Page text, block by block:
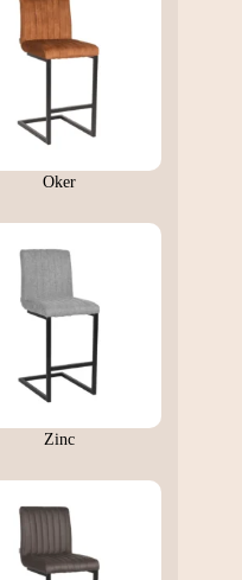
Oker
Zinc